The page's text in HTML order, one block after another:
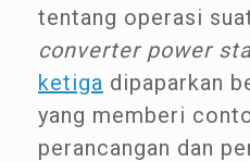
tentang operasi
converter power
ketiga dipaparkan
yang memberi
perancangan dan